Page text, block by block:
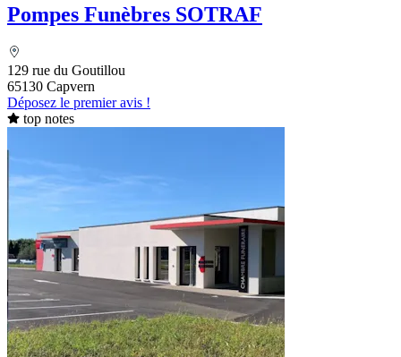
Pompes Funèbres SOTRAF
129 rue du Goutillou
65130 Capvern
Déposez le premier avis !
top notes